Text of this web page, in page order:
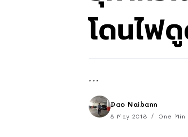
โดนไฟ
...
Dao Naibann
8 May 2018 One Min